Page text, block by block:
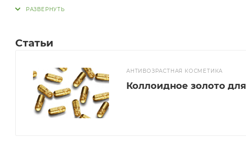
глубокое увлажнение и питание. Гиалуроновая кислота
борется с процессами возрастных изменений, удаляет
осветляющее воздействие. С помощью эффекта
Статьи
АНТИВОЗРАСТНАЯ КОСМЕТИКА
Коллоидное золото